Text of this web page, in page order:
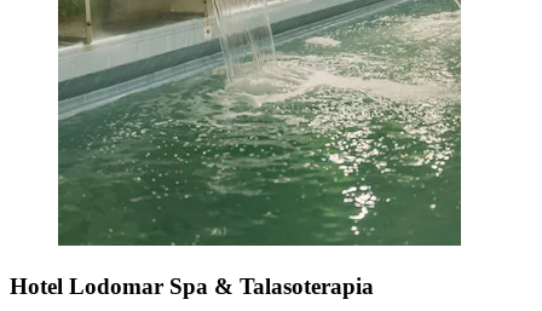
Hotel Lodomar Spa & Talasoterapia